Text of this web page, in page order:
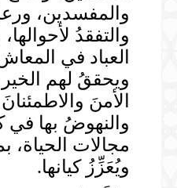
والمفسدين،
والتفقدُ
العباد في
ويحققُ لهم الخير
الأمنَ
والنهوضُ بها
مجالات الحياة،
ويُعَزِّزُ كيانها.